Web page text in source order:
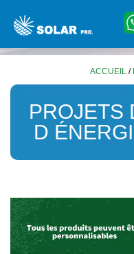
ACCUEIL /
PROJETS
D